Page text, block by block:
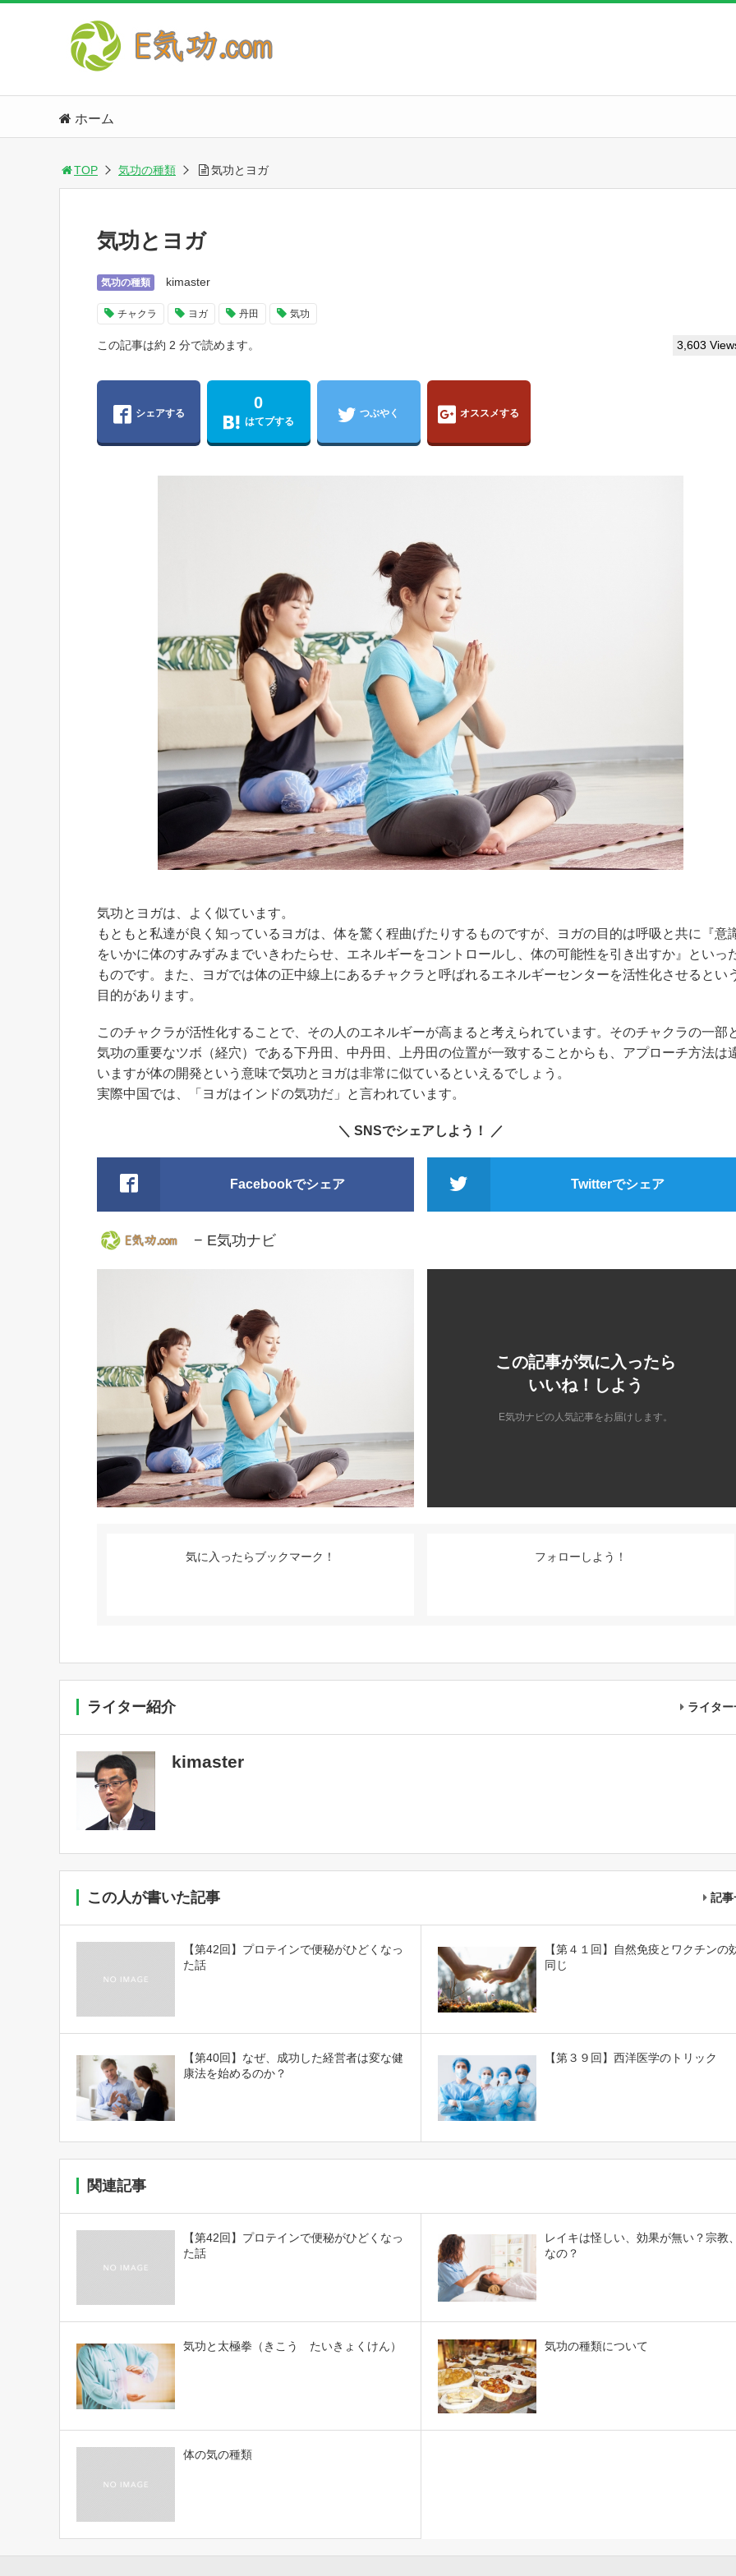
ホーム
TOP 気功の種類 気功とヨガ
気功とヨガ
気功の種類 kimaster
チャクラ ヨガ 丹田 気功
この記事は約 2 分で読めます。 3,603
シェアする
0
はてブする
つぶやく オススメする
気功とヨガは、よく似ています。
もともと私達が良く知っているヨガは、体を驚く程曲げたりするものですが、ヨガの目的は呼吸と共に『意
をいかに体のすみずみまでいきわたらせ、エネルギーをコントロールし、体の可能性を引き出すか』といっ
ものです。また、ヨガでは体の正中線上にあるチャクラと呼ばれるエネルギーセンターを活性化させるとい
目的があります。
このチャクラが活性化することで、その人のエネルギーが高まると考えられています。そのチャクラの一部
気功の重要なツボ（経穴）である下丹田、中丹田、上丹田の位置が一致することからも、アプローチ方法は
いますが体の開発という意味で気功とヨガは非常に似ているといえるでしょう。
実際中国では、「ヨガはインドの気功だ」と言われています。
＼ SNSでシェアしよう！ ／
Facebookでシェア Twitterでシェア
− E気功ナビ
この記事が気に入ったら
いいね！しよう
E気功ナビの人気記事をお届けします。
気に入ったらブックマーク！ フォローしよう！
ライター紹介 ライタ
kimaster
この人が書いた記事 記事
【第42回】プロテインで便秘がひどくなっ
た話
【第４１回】自然免疫とワクチンの
同じ
【第40回】なぜ、成功した経営者は変な健
康法を始めるのか？
【第３９回】西洋医学のトリック
関連記事
【第42回】プロテインで便秘がひどくなっ
た話
レイキは怪しい、効果が無い？宗教
なの？
気功と太極拳（きこう たいきょくけん） 気功の種類について
体の気の種類